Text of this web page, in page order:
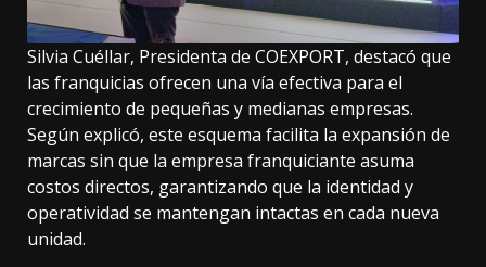
Silvia Cuéllar, Presidenta de COEXPORT, destacó que
las franquicias ofrecen una vía efectiva para el
crecimiento de pequeñas y medianas empresas.
Según explicó, este esquema facilita la expansión de
marcas sin que la empresa franquiciante asuma
costos directos, garantizando que la identidad y
operatividad se mantengan intactas en cada nueva
unidad.